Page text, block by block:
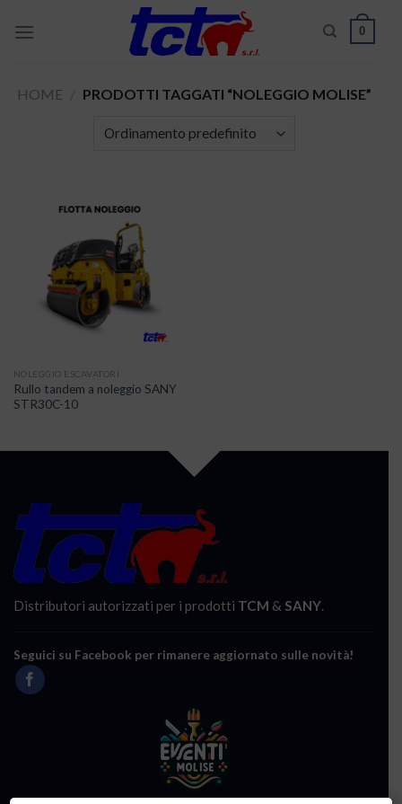
0
HOME PRODOTTI TAGGATI “NOLEGGIO MOLISE”
NOLEGGIO ESCAVATORI
Rullo tandem a noleggio SANY
STR30C-10
Distributori autorizzati per i prodotti TCM & SANY.
Seguici su Facebook per rimanere aggiornato sulle novità!